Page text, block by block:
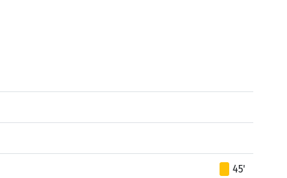
45'